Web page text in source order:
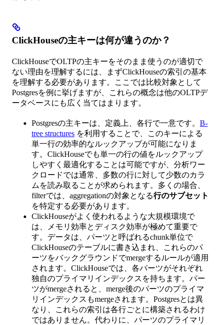
ClickHouseの主キーは何が違うのか？
ClickHouseでOLTPの主キーをそのまま使うのが適切で
ない理由を理解するには、まずClickHouseの索引の基本
を理解する必要があります。ここでは比較対象として
Postgresを例に挙げますが、これらの概念は他のOLTPデ
ータベースにも広く当てはまります。
Postgresの主キーは、定義上、各行で一意です。 B-
tree structures を利用することで、このキーによる
単一行の効率的なルックアップが可能になりま
す。ClickHouseでも単一の行の値をルックアップ
しやすく最適化することは可能ですが、分析ワー
クロードでは通常、多数の行に対して少数のカラ
ムを読み取ることが求められます。多くの場合、
filterでは、aggregationの対象となる行のサブセット
を特定する必要があります。
ClickHouseがよく使われるような大規模環境で
は、メモリ効率とディスク効率が極めて重要で
す。データは、パーツと呼ばれるchunk単位で
ClickHouseのテーブルに書き込まれ、これらのパ
ーツをバックグラウンドでmergeするルールが適用
されます。ClickHouseでは、各パーツがそれぞれ
独自のプライマリインデックスを持ちます。パー
ツがmergeされると、merge後のパーツのプライマ
リインデックスもmergeされます。Postgresとは異
なり、これらの索引は各行ごとに構築されるわけ
ではありません。代わりに、パーツのプライマリ